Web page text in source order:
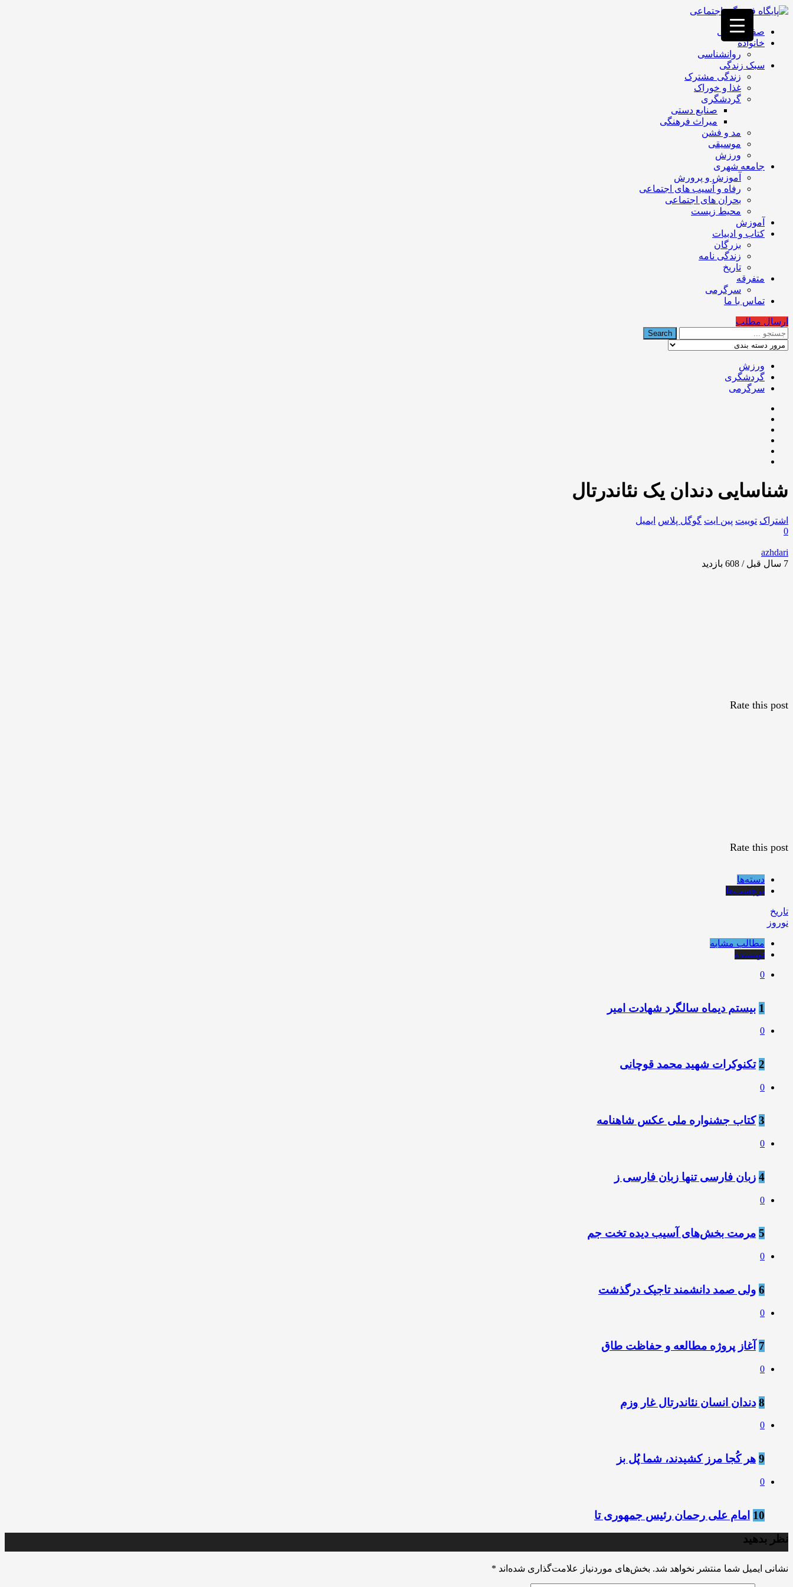
فصد
غرب
تهران
خشکشویی
تصفیه
تهران
صفحه اصلی
خانواده
روانشناسی
سبک زندگی
زندگی مشترک
غذا و خوراک
گردشگری
صنایع دستی
میراث فرهنگی
مد و فشن
موسیقی
ورزش
جامعه شهری
آموزش و پرورش
رفاه و آسیب های اجتماعی
بحران های اجتماعی
محیط زیست
آموزش
کتاب و ادبیات
بزرگان
زندگی نامه
تاریخ
متفرقه
سرگرمی
تماس با ما
ارسال مطلب
ورزش
گردشگری
سرگرمی
شناسایی دندان یک نئاندرتال
اشتراک توییت پین ایت گوگل‌ پلاس ایمیل
0
azhdari
7 سال قبل / 608
بازدید
Rate this post
Rate this post
دسته‌ها
برچسب‌ها
تاریخ
نوروز
مطالب مشابه
نویسنده
0
1 بیستم دیماه سالگرد شهادت امیر
0
2 تکنوکرات شهید محمد قوچانی
0
3 کتاب جشنواره ملی عکس شاهنامه
0
4 ‌زبان فارسی تنها زبان فارسی ز
0
5 مرمت بخش‌های آسیب دیده تخت جم
0
6 ولی صمد دانشمند تاجیک درگذشت
0
7 آغاز پروژه مطالعه و حفاظت طاق
0
8 دندان انسان نئاندرتال غار وزم
0
9 هر کُجا مرز کشیدند، شما پُل بز
0
10 امام علی رحمان رئیس جمهوری تا
نظر بدهید
نشانی ایمیل شما منتشر نخواهد شد. بخش‌های موردنیاز علامت‌گذاری شده‌اند *